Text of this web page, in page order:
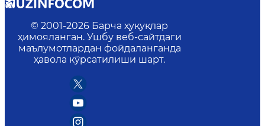
© 2001-2026 Барча ҳуқуқлар
ҳимояланган. Ушбу веб-сайтдаги
маълумотлардан фойдаланганда
ҳавола кўрсатилиши шарт.